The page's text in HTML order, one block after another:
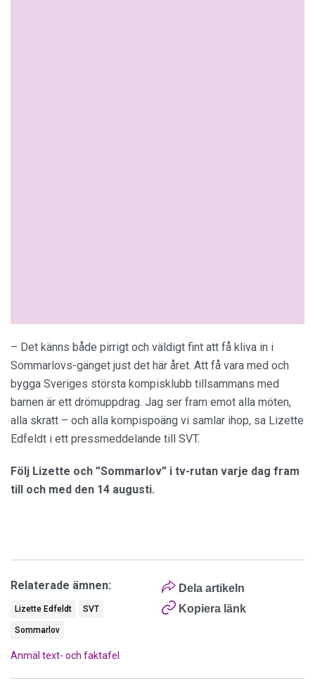
– Det känns både pirrigt och väldigt fint att få kliva in i
Sommarlovs-gänget just det här året. Att få vara med och
bygga Sveriges största kompisklubb tillsammans med
barnen är ett drömuppdrag. Jag ser fram emot alla möten,
alla skratt – och alla kompispoäng vi samlar ihop, sa Lizette
Edfeldt i ett pressmeddelande till SVT.
Följ Lizette och ”Sommarlov” i tv-rutan varje dag fram
till och med den 14 augusti.
Dela artikeln
Kopiera länk
Relaterade ämnen:
Lizette Edfeldt SVT
Sommarlov
Anmäl text- och faktafel